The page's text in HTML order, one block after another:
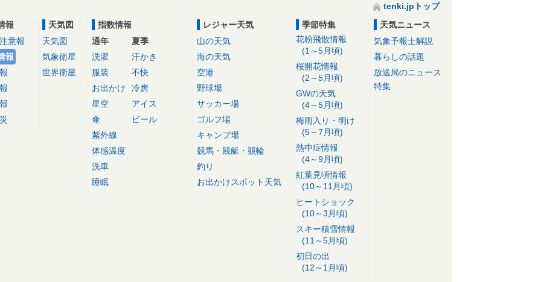
tenki.jpトップ
報
意報
報
天気図
天気図
気象衛星
世界衛星
指数情報
通年
洗濯
服装
お出かけ
星空
傘
紫外線
体感温度
洗車
睡眠
夏季
汗かき
不快
冷房
アイス
ビール
レジャー天気
山の天気
海の天気
空港
野球場
サッカー場
ゴルフ場
キャンプ場
競馬・競艇・競輪
釣り
お出かけスポット天気
季節特集
花粉飛散情報
(1～5月頃)
桜開花情報
(2～5月頃)
GWの天気
(4～5月頃)
梅雨入り・明け
(5～7月頃)
熱中症情報
(4～9月頃)
紅葉見頃情報
(10～11月頃)
ヒートショック
(10～3月頃)
スキー積雪情報
(11～5月頃)
初日の出
(12～1月頃)
天気ニュース
気象予報士解説
暮らしの話題
放送局のニュース
特集